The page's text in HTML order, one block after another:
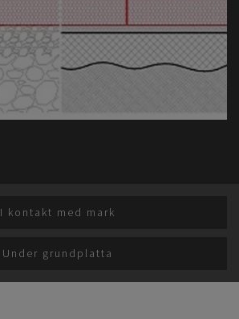
I kontakt med mark
Under grundplatta